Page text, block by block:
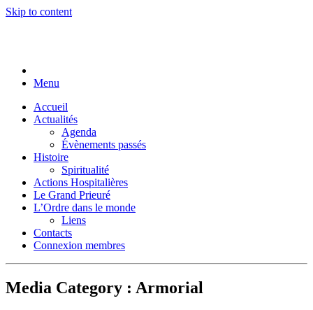
Skip to content
Menu
Accueil
Actualités
Agenda
Évènements passés
Histoire
Spiritualité
Actions Hospitalières
Le Grand Prieuré
L’Ordre dans le monde
Liens
Contacts
Connexion membres
Media Category : Armorial